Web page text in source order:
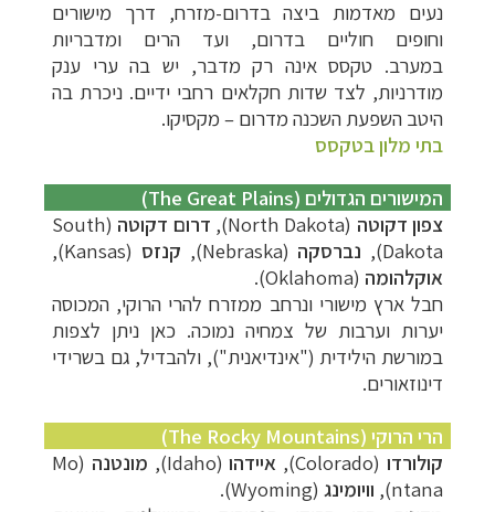
נעים מאדמות ביצה בדרום-מזרח, דרך מישורים
וחופים חוליים בדרום, ועד הרים ומדבריות
במערב. טקסס אינה רק מדבר, יש בה ערי ענק
מודרניות, לצד שדות חקלאים רחבי ידיים. ניכרת בה
היטב השפעת השכנה מדרום – מקסיקו.
בתי מלון בטקסס
המישורים הגדולים (The Great Plains)
צפון דקוטה (North Dakota), דרום דקוטה (South
Dakota),
נברסקה (Nebraska), קנזס (Kansas),
אוקלהומה (Oklahoma).
חבל ארץ מישורי ונרחב ממזרח להרי הרוקי, המכוסה
יערות וערבות של צמחיה נמוכה. כאן ניתן לצפות
במורשת הילידית ("אינדיאנית"), ולהבדיל, גם בשרידי
דינוזאורים.
הרי הרוקי (The Rocky Mountains)
קולורדו (
Colorado
), איידהו(
Idaho
), מונטנה (
Mo
ntana
), וויומינג (
Wyoming
).
תכנוןטיולים לצפון אמריקהלחצו לרשימת היעדים »
תכנוןטיולים לדרום ומרכז אמריקהלחצו לרשימת
היעדים »
קרוזים והפלגות נופש